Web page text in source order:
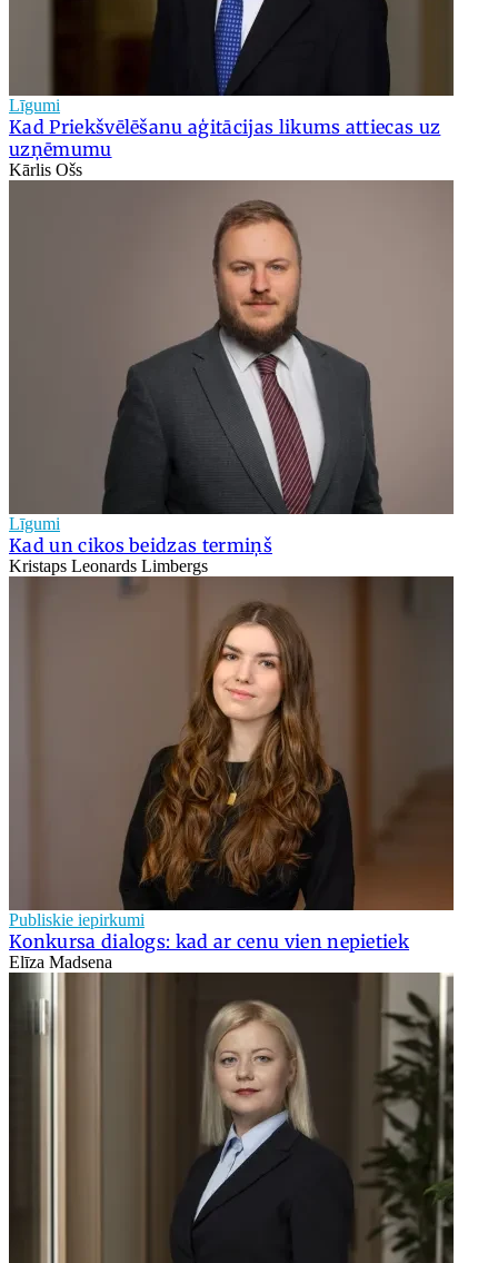
Līgumi
Kad Priekšvēlēšanu aģitācijas likums attiecas uz
uzņēmumu
Kārlis Ošs
Līgumi
Kad un cikos beidzas termiņš
Kristaps Leonards Limbergs
Publiskie iepirkumi
Konkursa dialogs: kad ar cenu vien nepietiek
Elīza Madsena